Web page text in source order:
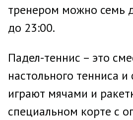
тренером можно семь
до 23:00.
Падел-теннис – это
настольного тенниса
играют мячами и
специальном корте с